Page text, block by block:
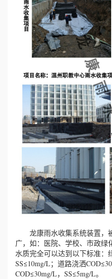
龙康雨水收集系统装置，
广，如：医院、学校、市政绿
水质完全可以达到以下标准：
SS≤10mg/L；道路浇洒
COD≤30mg/L，SS≤5mg/L。